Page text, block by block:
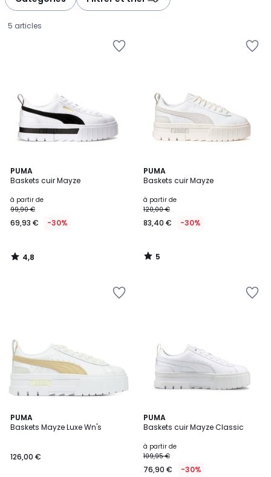
5 articles
PUMA
Baskets cuir Mayze
Prix
à
partir
69,93
€
de
réduction
appliquée.
à partir de
99,90 €
69,93 € -30%
4,8
/ 5
4,8
/
PUMA
Baskets cuir Mayze
à partir de
120,00 €
83,40 € -30%
5
/
5
/
PUMA
Baskets Mayze Luxe Wn's
126,00 €
PUMA
Baskets cuir Mayze Classic
à partir de
109,95 €
76,90 € -30%
4,5
/ 5